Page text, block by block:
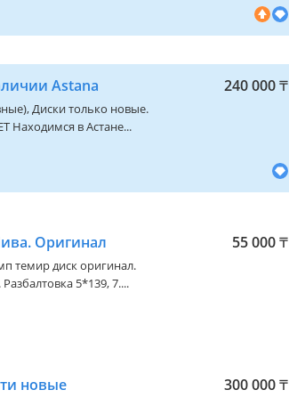
Astana 240 000₸
Диски только новые.
Находимся в Астане...
Оригинал 55 000₸
темир диск оригинал.
5*139, 7....
новые 300 000₸